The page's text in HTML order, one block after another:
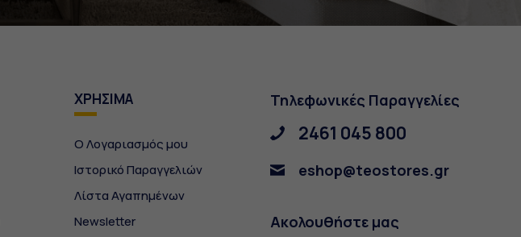
ΧΡΗΣΙΜΑ
Ο Λογαριασμός μου
Ιστορικό Παραγγελιών
Λίστα Αγαπημένων
Newsletter
Τηλεφωνικές Παραγγελίες
2461 045 800
eshop@teostores.gr
Ακολουθήστε μας